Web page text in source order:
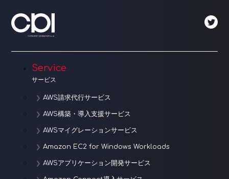
Service
サービス
AWS請求代行サービス
AWS構築・導入支援サービス
AWSマイグレーションサービス
Amazon EC2 for Windows Workloads
AWSアプリケーション開発サービス